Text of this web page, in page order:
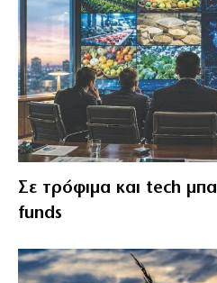
Σε τρόφιμα και tech
funds